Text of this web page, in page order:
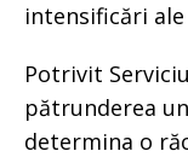
intensificări
Potrivit
pătrunderea
determina o